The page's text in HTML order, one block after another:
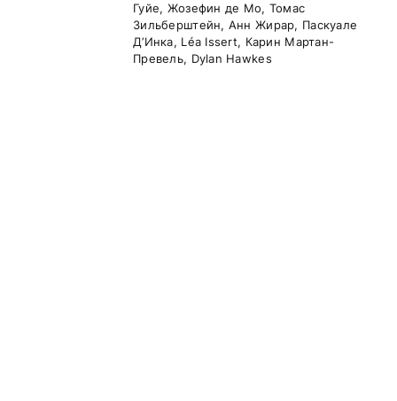
Гуйе, Жозефин де Мо, Томас
Зильберштейн, Анн Жирар, Паскуале
Д’Инка, Léa Issert, Карин Мартан-
Превель, Dylan Hawkes